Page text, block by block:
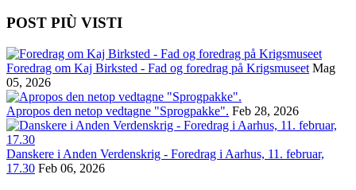
POST PIÙ VISTI
Foredrag om Kaj Birksted - Fad og foredrag på Krigsmuseet Mag
05, 2026
Apropos den netop vedtagne "Sprogpakke". Feb 28, 2026
Danskere i Anden Verdenskrig - Foredrag i Aarhus, 11. februar,
17.30 Feb 06, 2026